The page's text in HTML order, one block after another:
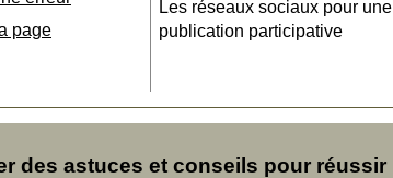
page
Les réseaux sociaux pour une
publication participative
des astuces et conseils pour réussir